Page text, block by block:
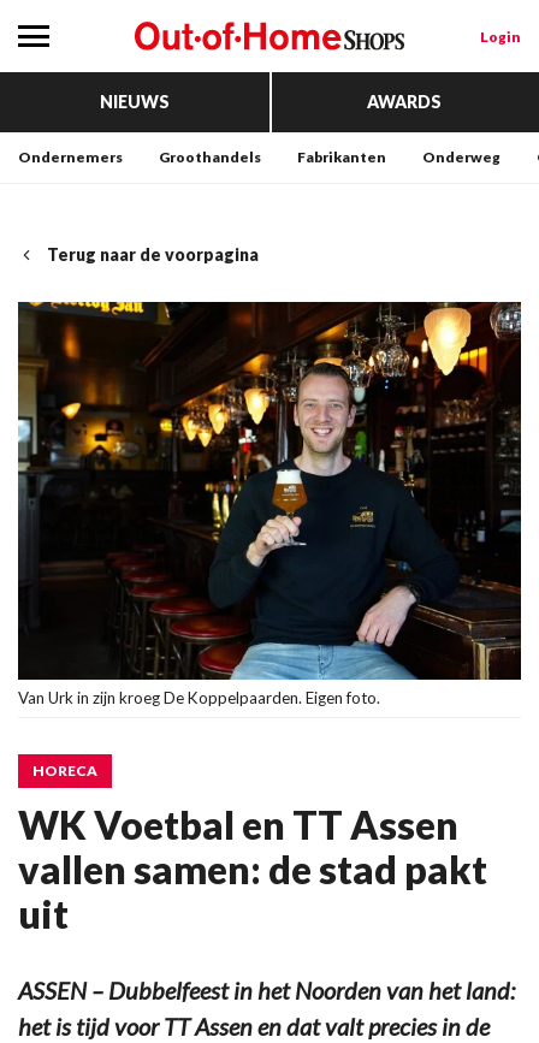
Login
NIEUWS AWARDS
Ondernemers Groothandels Fabrikanten Onderweg
Terug naar de voorpagina
Van Urk in zijn kroeg De Koppelpaarden. Eigen foto.
HORECA
WK Voetbal en TT Assen
vallen samen: de stad pakt
uit
ASSEN – Dubbelfeest in het Noorden van het land:
het is tijd voor TT Assen en dat valt precies in de